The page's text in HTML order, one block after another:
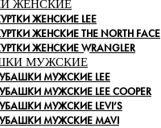
ЖЕНСКИЕ
ЖЕНСКИЕ LEE
ЖЕНСКИЕ THE NORTH FACE
ЖЕНСКИЕ WRANGLER
МУЖСКИЕ
МУЖСКИЕ LEE
МУЖСКИЕ LEE COOPER
МУЖСКИЕ LEVI’S
МУЖСКИЕ MAVI